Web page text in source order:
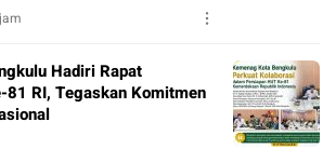
Hadiri Rapat
81 RI, Tegaskan Komitmen